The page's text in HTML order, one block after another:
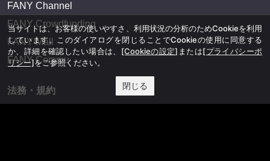
FANY Channel
FANY Crowdfunding
FANY Mall
FANY Commu
法務・規約
当サイトは、お客様の使いやすさ、利用状況の分析のためCookieを利用
しています。このダイアログを閉じることでCookieの使用に同意する
か、詳細を確認したい場合は、 [Cookieの設定] または[プライバシーポ
リシー]をご参照ください。
閉じる